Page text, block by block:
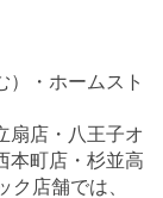
）・ホームスト
扇店・八王子オ
本町店・杉並高
店舗では、